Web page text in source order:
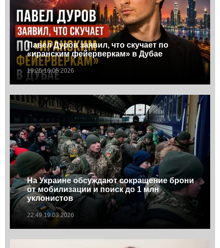
Павел Дуров заявил, что скучает по
«иранским фейерверкам» в Дубае
19:25 16.05.2026
На Украине обсуждают сокращение брони
от мобилизации и поиск до 1 млн
уклонистов
22:49 19.03.2026